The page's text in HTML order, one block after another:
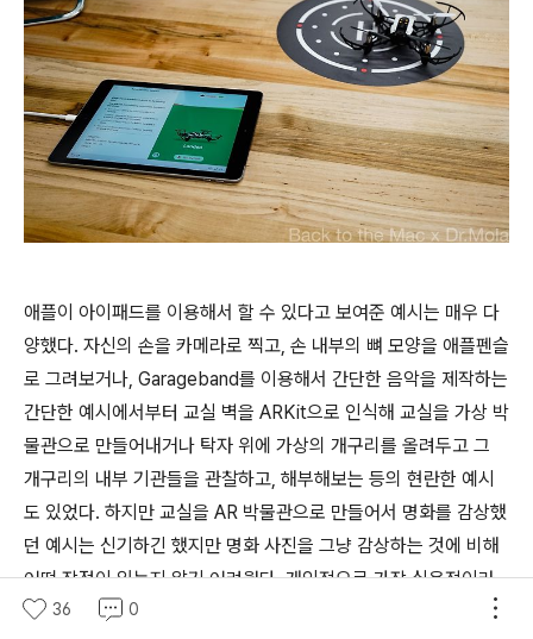
애플이 아이패드를 이용해서 할 수 있다고 보여준 예시는 매우 다
양했다. 자신의 손을 카메라로 찍고, 손 내부의 뼈 모양을 애플펜슬
로 그려보거나, Garageband를 이용해서 간단한 음악을 제작하는
간단한 예시에서부터 교실 벽을 ARKit으로 인식해 교실을 가상 박
물관으로 만들어내거나 탁자 위에 가상의 개구리를 올려두고 그
개구리의 내부 기관들을 관찰하고, 해부해보는 등의 현란한 예시
도 있었다. 하지만 교실을 AR 박물관으로 만들어서 명화를 감상했
던 예시는 신기하긴 했지만 명화 사진을 그냥 감상하는 것에 비해
어떤 장점이 있는지 알기 어려웠다. 개인적으로 가장 실용적이라
고 생각했던 예시는 아이패드의 Swift Playground를 통한 코딩
36 0